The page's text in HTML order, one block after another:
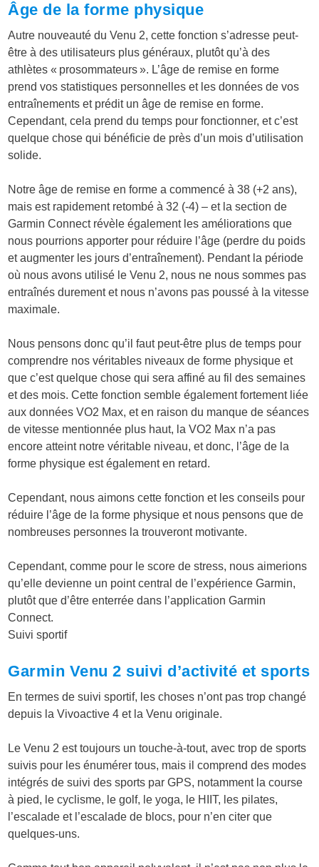
Âge de la forme physique
Autre nouveauté du Venu 2, cette fonction s’adresse peut-
être à des utilisateurs plus généraux, plutôt qu’à des
athlètes « prosommateurs ». L’âge de remise en forme
prend vos statistiques personnelles et les données de vos
entraînements et prédit un âge de remise en forme.
Cependant, cela prend du temps pour fonctionner, et c’est
quelque chose qui bénéficie de près d’un mois d’utilisation
solide.
Notre âge de remise en forme a commencé à 38 (+2 ans),
mais est rapidement retombé à 32 (-4) – et la section de
Garmin Connect révèle également les améliorations que
nous pourrions apporter pour réduire l’âge (perdre du poids
et augmenter les jours d’entraînement). Pendant la période
où nous avons utilisé le Venu 2, nous ne nous sommes pas
entraînés durement et nous n’avons pas poussé à la vitesse
maximale.
Nous pensons donc qu’il faut peut-être plus de temps pour
comprendre nos véritables niveaux de forme physique et
que c’est quelque chose qui sera affiné au fil des semaines
et des mois. Cette fonction semble également fortement liée
aux données VO2 Max, et en raison du manque de séances
de vitesse mentionnée plus haut, la VO2 Max n’a pas
encore atteint notre véritable niveau, et donc, l’âge de la
forme physique est également en retard.
Cependant, nous aimons cette fonction et les conseils pour
réduire l’âge de la forme physique et nous pensons que de
nombreuses personnes la trouveront motivante.
Cependant, comme pour le score de stress, nous aimerions
qu’elle devienne un point central de l’expérience Garmin,
plutôt que d’être enterrée dans l’application Garmin
Connect.
Suivi sportif
Garmin Venu 2 suivi d’activité et sports
En termes de suivi sportif, les choses n’ont pas trop changé
depuis la Vivoactive 4 et la Venu originale.
Le Venu 2 est toujours un touche-à-tout, avec trop de sports
suivis pour les énumérer tous, mais il comprend des modes
intégrés de suivi des sports par GPS, notamment la course
à pied, le cyclisme, le golf, le yoga, le HIIT, les pilates,
l’escalade et l’escalade de blocs, pour n’en citer que
quelques-uns.